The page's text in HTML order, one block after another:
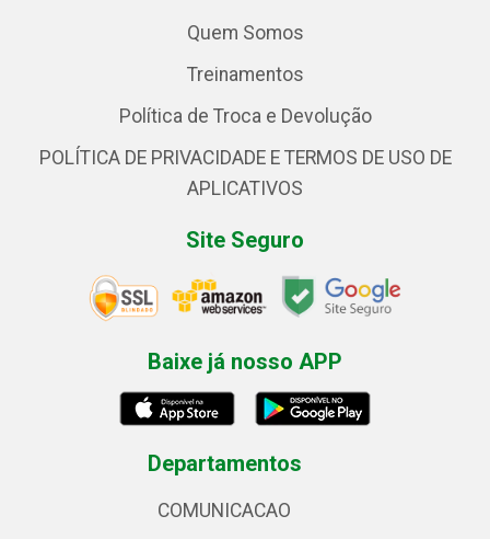
Quem Somos
Treinamentos
Política de Troca e Devolução
POLÍTICA DE PRIVACIDADE E TERMOS DE USO DE
APLICATIVOS
Site Seguro
Baixe já nosso APP
Departamentos
COMUNICACAO